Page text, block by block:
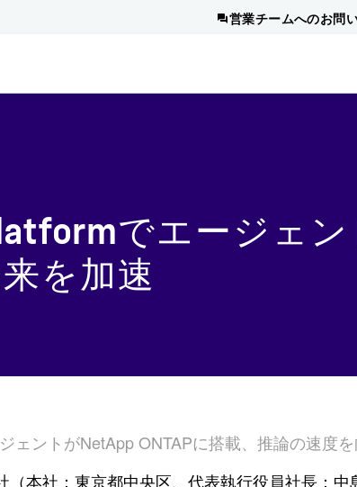
営業チームへのお問
でエージェン
を加速
ェントがNetApp ONTAPに搭載、推論の速度
（本社：東京都中央区、代表執行役員社長：